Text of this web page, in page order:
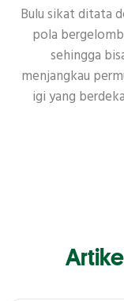
Bulu sikat ditata
pola
sehingga
menjangkau
igi yang